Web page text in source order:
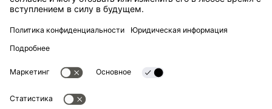
Контакты
Kikkoman — зарегистрированная торговая марка Kikkoman
© Kikkoman Trading Europe GmbH 2023 – 2026
Теодорштрассе 180, 40472 Дюссельдорф, Германия
Номер в коммерческом реестре: HRB 35856 (в Окружном